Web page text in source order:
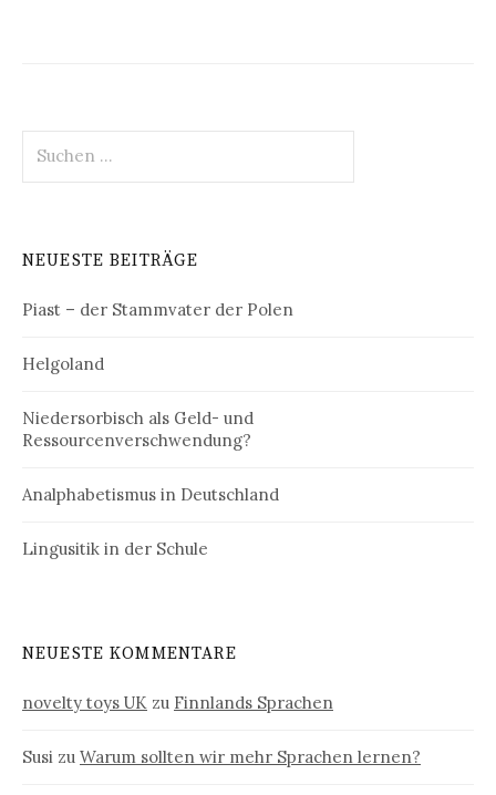
nach:
NEUESTE BEITRÄGE
Piast – der Stammvater der Polen
Helgoland
Niedersorbisch als Geld- und
Ressourcenverschwendung?
Analphabetismus in Deutschland
Lingusitik in der Schule
NEUESTE KOMMENTARE
novelty toys UK zu Finnlands Sprachen
Susi zu Warum sollten wir mehr Sprachen lernen?